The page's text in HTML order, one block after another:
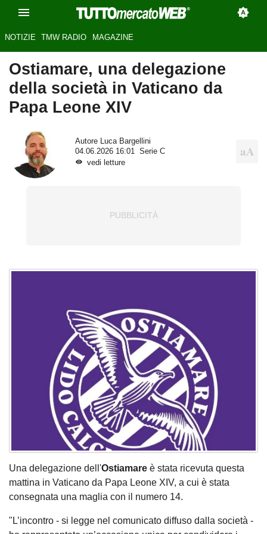
NOTIZIE TMW RADIO MAGAZINE
Ostiamare, una delegazione
della società in Vaticano da
Papa Leone XIV
Autore Luca Bargellini
04.06.2026 16:01
Serie C
vedi letture
Una delegazione dell'Ostiamare è stata ricevuta questa
mattina in Vaticano da Papa Leone XIV, a cui è stata
consegnata una maglia con il numero 14.
"L’incontro - si legge nel comunicato diffuso dalla società -